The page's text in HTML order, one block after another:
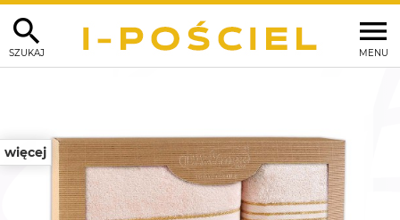
MENU
SZUKAJ
więcej